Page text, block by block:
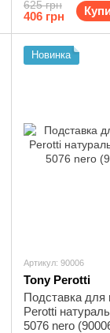
625 грн
406 грн
Новинка
Артикул: 90006
Tony Perotti
Подставка для
Perotti
5076 nero